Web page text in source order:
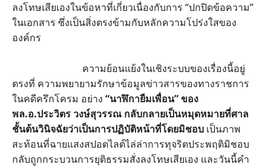
ลงโทษเสียเองในข้อหาที่เกี่ยวเนื่องกับการ “ปกปิดข้อความ”
ในเอกสาร ซึ่งเป็นสิ่งตรงข้ามกับหลักความโปร่งใสของ
องค์กร
ความย้อนแย้งในเชิงระบบของเรื่องนี้อยู่
ตรงที่ ความพยายามรักษาข้อมูลข่าวสารของทางราชการ
ในคดีครึกโครม อย่าง “นาฬิกายืมเพื่อน” ของ
พล.อ.ประวิตร วงษ์สุวรรณ กลับกลายเป็นหมุดหมายที่ศาล
ชั้นต้นวินิจฉัยว่าเป็นการปฏิบัติหน้าที่โดยมิชอบ เป็นภาพ
สะท้อนที่ฉายแสงสปอตไลต์ไล่ล่าการทุจริตประพฤติมิชอบ
กลับถูกกระบวนการยุติธรรมสั่งลงโทษเสียเอง และวันนี้คำ